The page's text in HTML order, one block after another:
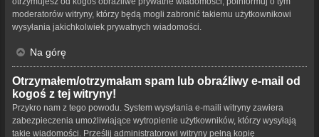
moderatorów witryny, którzy będą mogli zabronić takiemu użytkownikowi
wysyłania jakichkolwiek prywatnych wiadomości.
Na górę
Otrzymałem/otrzymałam spam lub obraźliwy e-mail od
kogoś z tej witryny!
Przykro nam z tego powodu. System wysyłania e-maili witryny zawiera
zabezpieczenia umożliwiające wytropienie użytkowników, którzy wysyłają
takie wiadomości. Prześlij administratorowi witryny pełną kopię